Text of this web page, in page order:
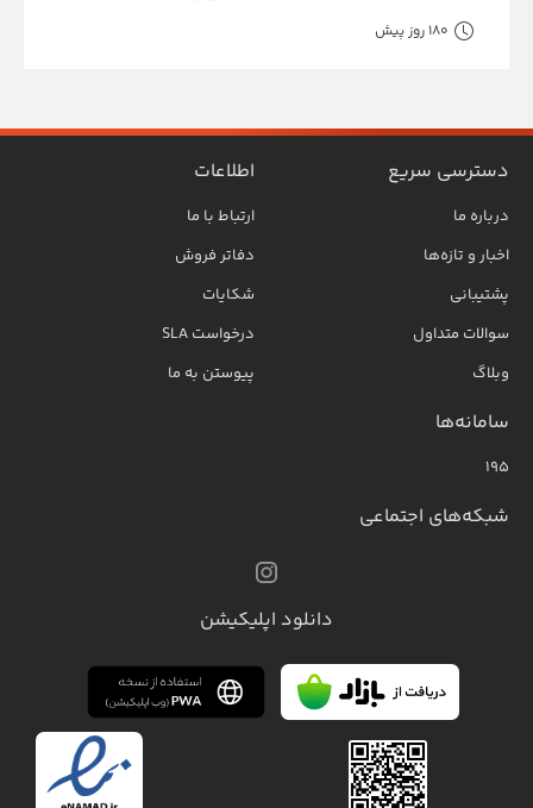
180 روز پیش
دسترسی سریع
درباره ما
اخبار و تازه‌ها
پشتیبانی
سوالات متداول
وبلاگ
اطلاعات
ارتباط با ما
دفاتر فروش
شکایات
درخواست SLA
پیوستن به ما
سامانه‌ها
۱۹۵
شبکه‌های اجتماعی
دانلود اپلیکیشن